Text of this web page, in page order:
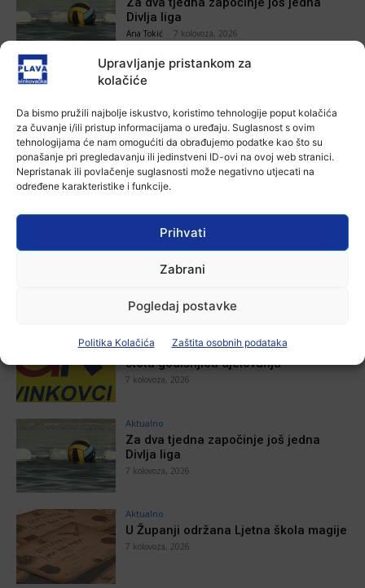
Upravljanje pristankom za
kolačiće
Da bismo pružili najbolje iskustvo, koristimo tehnologije poput kolačića
za čuvanje i/ili pristup informacijama o uređaju. Suglasnost s ovim
tehnologijama će nam omogućiti da obrađujemo podatke kao što su
ponašanje pri pregledavanju ili jedinstveni ID-ovi na ovoj web stranici.
Nepristanak ili povlačenje suglasnosti može negativno utjecati na
određene karakteristike i funkcije.
Prihvati
Zabrani
Pogledaj postavke
Politika Kolačića Zaštita osobnih podataka
Divlja liga
Ana Tokić 7 kolovoza, 2026
Aktualno
Ana Tokić 7 kolovoza, 2026
Aktualno
Zbog niskog vodostaja otežana
Ana Tokić - 6 kolovoza, 2026
POVEZANE VIJESTI
Autoklub Vinkovci u rujnu će obilježiti
stotu godišnjicu djelovanja
7 kolovoza, 2026
Aktualno
Za dva tjedna započinje još jedna
Divlja liga
7 kolovoza, 2026
Aktualno
U Županji održana Ljetna škola magije
7 kolovoza, 2026